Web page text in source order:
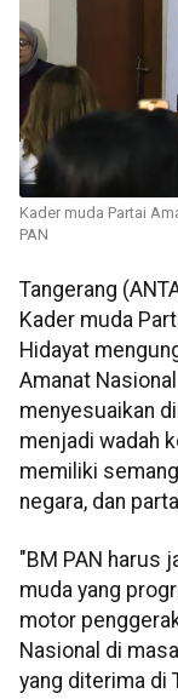
Kader muda Partai
PAN
Tangerang
Kader muda
Hidayat
Amanat
menyesuaikan
menjadi wadah
memiliki
negara, dan
"BM PAN harus
muda yang
motor
Nasional di
yang diterima di